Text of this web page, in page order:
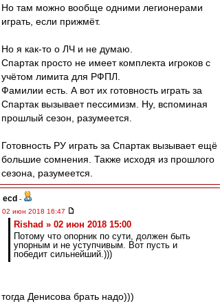
Но там можно вообще одними легионерами
играть, если прижмёт.
Но я как-то о ЛЧ и не думаю.
Спартак просто не имеет комплекта игроков с
учётом лимита для РФПЛ.
Фамилии есть. А вот их готовность играть за
Спартак вызывает пессимизм. Ну, вспоминая
прошлый сезон, разумеется.
Готовность РУ играть за Спартак вызывает ещё
большие сомнения. Также исходя из прошлого
сезона, разумеется.
ecd -
02 июн 2018 16:47
Rishad » 02 июн 2018 15:00
Потому что опорник по сути, должен быть
упорным и не уступчивым. Вот пусть и
победит сильнейший.)))
тогда Денисова брать надо)))